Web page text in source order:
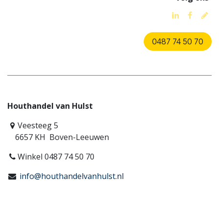
0487 74 50 70
Houthandel van Hulst
Veesteeg 5
6657 KH Boven-Leeuwen
Winkel 0487 74 50 70
info@houthandelvanhulst.nl